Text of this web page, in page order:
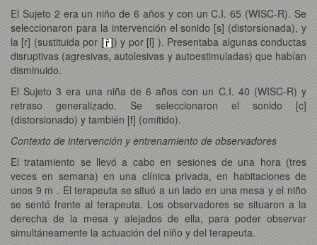
El Sujeto 2 era un niño de 6 años y con un C.I. 65 (WISC-R). Se
seleccionaron para la intervención el sonido [s] (distorsionada), y
la [r] (sustituida por [ ]) y por [l] ). Presentaba algunas conductas
disruptivas (agresivas, autolesivas y autoestimuladas) que habían
disminuido.
El Sujeto 3 era una niña de 6 años con un C.I. 40 (WISC-R) y
retraso generalizado. Se seleccionaron el sonido [c]
(distorsionado) y también [f] (omitido).
Contexto de intervención y entrenamiento de observadores
El tratamiento se llevó a cabo en sesiones de una hora (tres
veces en semana) en una clínica privada, en habitaciones de
unos 9 m . El terapeuta se situó a un lado en una mesa y el niño
se sentó frente al terapeuta. Los observadores se situaron a la
derecha de la mesa y alejados de ella, para poder observar
simultáneamente la actuación del niño y del terapeuta.